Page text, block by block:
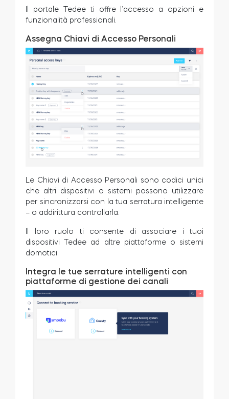
Il portale Tedee ti offre l’accesso a opzioni e
funzionalità professionali.
Assegna Chiavi di Accesso Personali
Le Chiavi di Accesso Personali sono codici unici
che altri dispositivi o sistemi possono utilizzare
per sincronizzarsi con la tua serratura intelligente
– o addirittura controllarla.
Il loro ruolo ti consente di associare i tuoi
dispositivi Tedee ad altre piattaforme o sistemi
domotici.
Integra le tue serrature intelligenti con
piattaforme di gestione dei canali